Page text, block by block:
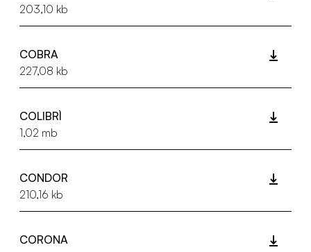
203,10 kb
COBRA
227,08 kb
COLIBRÌ
1,02 mb
CONDOR
210,16 kb
CORONA